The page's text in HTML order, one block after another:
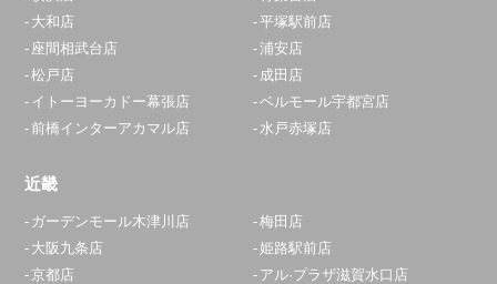
大和店
平塚駅前店
座間相武台店
浦安店
松戸店
成田店
イトーヨーカドー幕張店
ベルモール宇都宮店
前橋インターアカマル店
水戸赤塚店
近畿
ガーデンモール木津川店
梅田店
大阪九条店
姫路駅前店
京都店
アル·プラザ滋賀水口店